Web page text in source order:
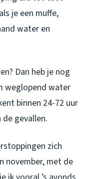
je een muffe,
water en
Dan heb je nog
weglopend water
binnen 24-72 uur
gevallen.
zich
november, met de